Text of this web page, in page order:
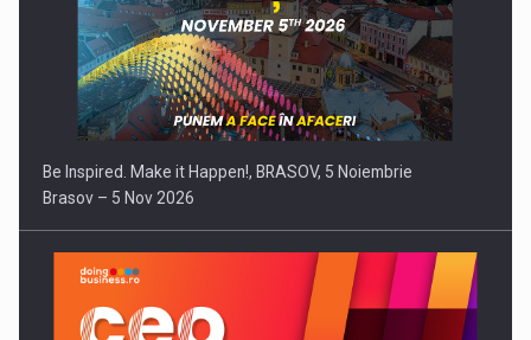
Be Inspired. Make it Happen!, BRASOV, 5 Noiembrie
Brasov – 5 Nov 2026